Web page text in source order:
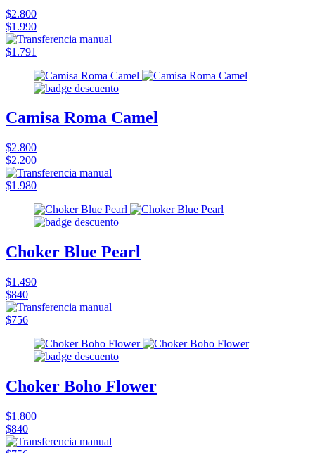
$2.800
$1.990
$1.791
Camisa Roma Camel
$2.800
$2.200
$1.980
Choker Blue Pearl
$1.490
$840
$756
Choker Boho Flower
$1.800
$840